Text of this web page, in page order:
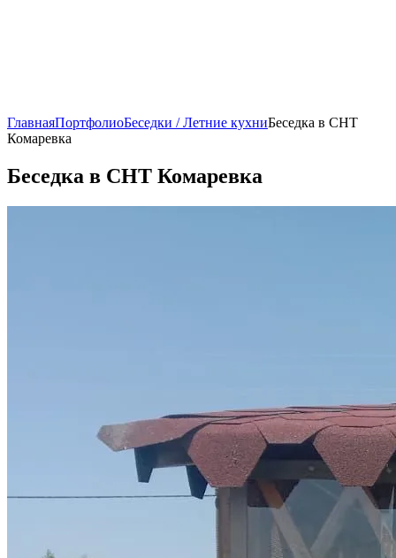
ГлавнаяПортфолиоБеседки / Летние кухниБеседка в СНТ
Комаревка
Беседка в СНТ Комаревка